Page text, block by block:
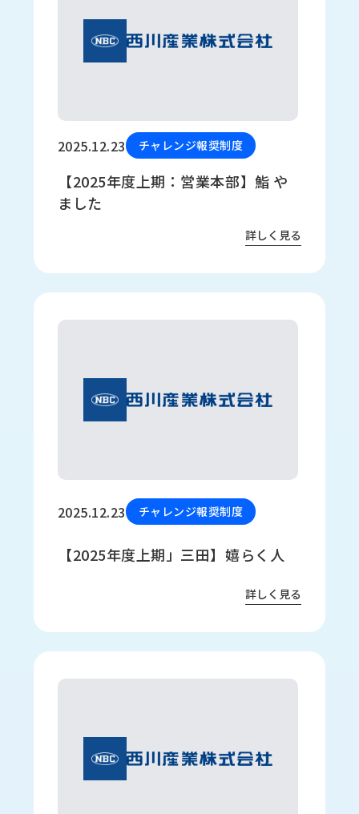
2025.12.23 チャレンジ報奨制度
【2025年度上期：営業本部】鮨 や
ました
詳しく見る
2025.12.23 チャレンジ報奨制度
【2025年度上期」三田】嬉らく人
詳しく見る